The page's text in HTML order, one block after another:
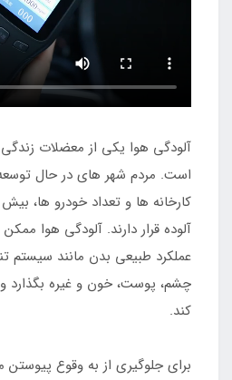
آلودگی هوا یکی از معضلات
است. مردم شهر های در حال
کارخانه ها و تعداد خودرو ها،
آلوده قرار دارند. آلودگی هوا
عملکرد طبیعی بدن مانند سیستم
چشم، پوست، خون و غیره بگذارد و
کند.
برای جلوگیری از به وقوع پیوستن